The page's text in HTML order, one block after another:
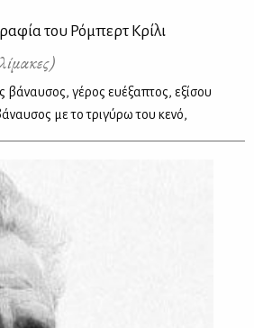
του Ρόμπερτ Κρίλι
βάναυσος, γέρος ευέξαπτος, εξίσου
με το τριγύρω του κενό,